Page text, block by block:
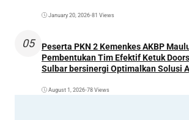
January 20, 2026•81 Views
05
Peserta PKN 2 Kemenkes AKBP
Pembentukan Tim Efektif Ketuk
Sulbar bersinergi Optimalkan Solusi
August 1, 2026•78 Views